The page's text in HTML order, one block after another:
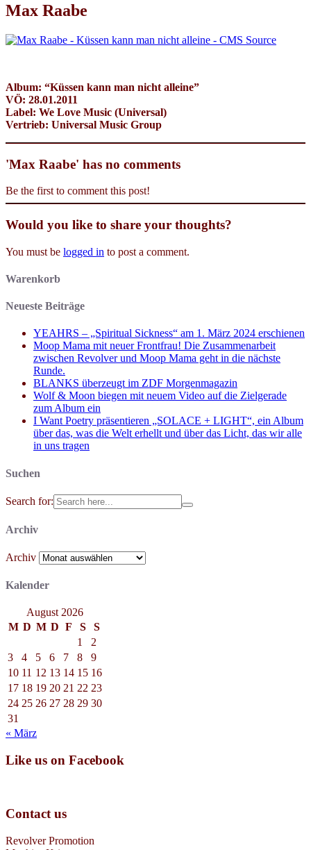
Max Raabe
Album: “Küssen kann man nicht alleine”
VÖ: 28.01.2011
Label: We Love Music (Universal)
Vertrieb: Universal Music Group
'Max Raabe' has no comments
Be the first to comment this post!
Would you like to share your thoughts?
You must be logged in to post a comment.
Warenkorb
Neueste Beiträge
YEAHRS – „Spiritual Sickness“ am 1. März 2024 erschienen
Moop Mama mit neuer Frontfrau! Die Zusammenarbeit
zwischen Revolver und Moop Mama geht in die nächste
Runde.
BLANKS überzeugt im ZDF Morgenmagazin
Wolf & Moon biegen mit neuem Video auf die Zielgerade
zum Album ein
I Want Poetry präsentieren „SOLACE + LIGHT“, ein Album
über das, was die Welt erhellt und über das Licht, das wir alle
in uns tragen
Suchen
Search for:
Archiv
Archiv
Kalender
August 2026
M D M D F S
S
1
2
3
4 5 6 7 8
9
10 11 12 13 14 15 16
17 18 19 20 21 22 23
24 25 26 27 28 29 30
31
« März
Like us on Facebook
Contact us
Revolver Promotion